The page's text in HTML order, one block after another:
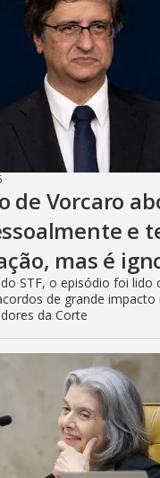
de Vorcaro
e
mas é
STF, o episódio foi lido
de grande impacto
da Corte